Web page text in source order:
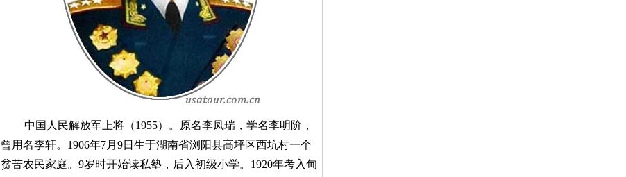
中国人民解放军上将（1955）。原名李凤瑞，学名李明阶，
曾用名李轩。1906年7月9日生于湖南省浏阳县高坪区西坑村一个
贫苦农民家庭。9岁时开始读私塾，后入初级小学。1920年考入甸